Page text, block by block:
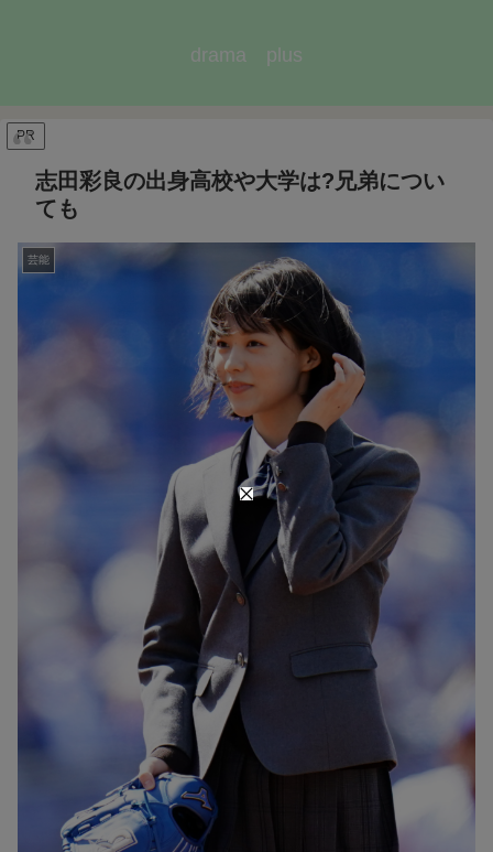
drama plus
PR
志田彩良の出身高校や大学は?兄弟につい
ても
芸能